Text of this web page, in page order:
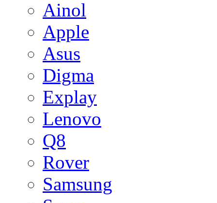
Ainol
Apple
Asus
Digma
Explay
Lenovo
Q8
Rover
Samsung